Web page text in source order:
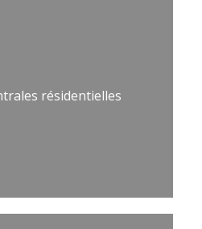
résidentielles